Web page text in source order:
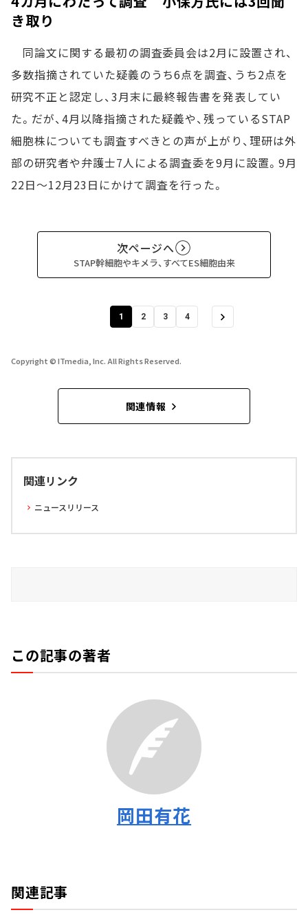
き取り
同論文に関する最初の調査委員会は2月に設置され、
多数指摘されていた疑義のうち6点を調査、うち2点を
研究不正と認定し、3月末に最終報告書を発表してい
た。だが、4月以降指摘された疑義や、残っているSTAP
細胞株についても調査すべきとの声が上がり、理研は外
部の研究者や弁護士7人による調査委を9月に設置。9月
22日～12月23日にかけて調査を行った。
次ページへ
STAP幹細胞やキメラ、すべてES細胞由来
1 2 3 4
Copyright © ITmedia, Inc. All Rights Reserved.
関連情報
関連リンク
ニュースリリース
この記事の著者
岡田有花
関連記事